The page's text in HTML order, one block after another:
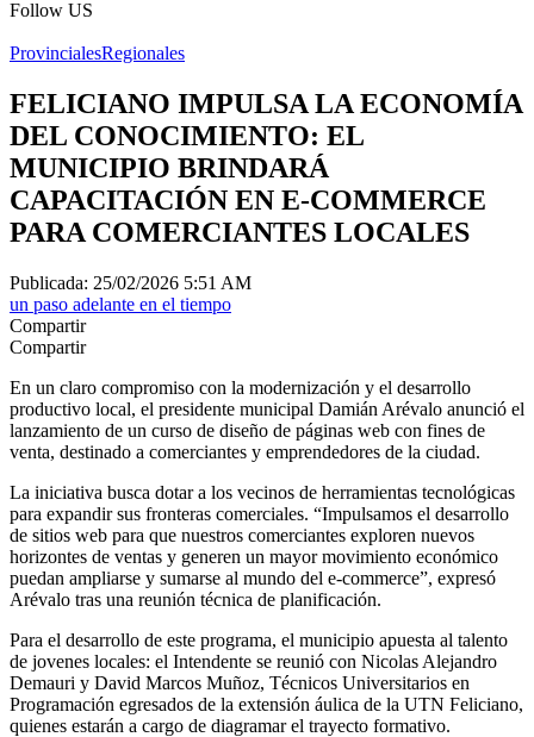
Follow US
ProvincialesRegionales
FELICIANO IMPULSA LA ECONOMÍA
DEL CONOCIMIENTO: EL
MUNICIPIO BRINDARÁ
CAPACITACIÓN EN E-COMMERCE
PARA COMERCIANTES LOCALES
Publicada: 25/02/2026 5:51 AM
un paso adelante en el tiempo
Compartir
Compartir
En un claro compromiso con la modernización y el desarrollo
productivo local, el presidente municipal Damián Arévalo anunció el
lanzamiento de un curso de diseño de páginas web con fines de
venta, destinado a comerciantes y emprendedores de la ciudad.
La iniciativa busca dotar a los vecinos de herramientas tecnológicas
para expandir sus fronteras comerciales. “Impulsamos el desarrollo
de sitios web para que nuestros comerciantes exploren nuevos
horizontes de ventas y generen un mayor movimiento económico
puedan ampliarse y sumarse al mundo del e-commerce”, expresó
Arévalo tras una reunión técnica de planificación.
Para el desarrollo de este programa, el municipio apuesta al talento
de jovenes locales: el Intendente se reunió con Nicolas Alejandro
Demauri y David Marcos Muñoz, Técnicos Universitarios en
Programación egresados de la extensión áulica de la UTN Feliciano,
quienes estarán a cargo de diagramar el trayecto formativo.